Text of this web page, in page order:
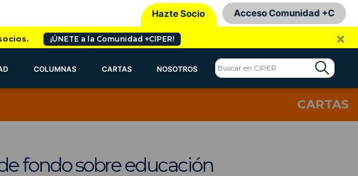
Hazte Socio Acceso Comunidad +C
¡ÚNETE a la Comunidad +CIPER! ×
COLUMNAS CARTAS NOSOTROS
CARTAS
fondo sobre educación